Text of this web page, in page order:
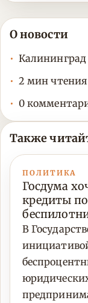
О новости
Калининград
2 мин чтения
0
Также
ПОЛИТИКА
Госдума
кредиты
В